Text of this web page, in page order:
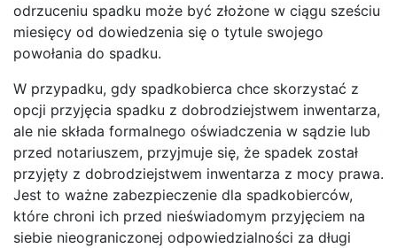
odrzuceniu spadku może być złożone w ciągu sześciu
miesięcy od dowiedzenia się o tytule swojego
powołania do spadku.
W przypadku, gdy spadkobierca chce skorzystać z
opcji przyjęcia spadku z dobrodziejstwem inwentarza,
ale nie składa formalnego oświadczenia w sądzie lub
przed notariuszem, przyjmuje się, że spadek został
przyjęty z dobrodziejstwem inwentarza z mocy prawa.
Jest to ważne zabezpieczenie dla spadkobierców,
które chroni ich przed nieświadomym przyjęciem na
siebie nieograniczonej odpowiedzialności za długi